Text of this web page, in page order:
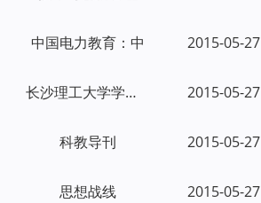
中国电力教育：中 2015-05-27
长沙理工大学学报：社会科学版 2015-05-27
科教导刊 2015-05-27
思想战线 2015-05-27